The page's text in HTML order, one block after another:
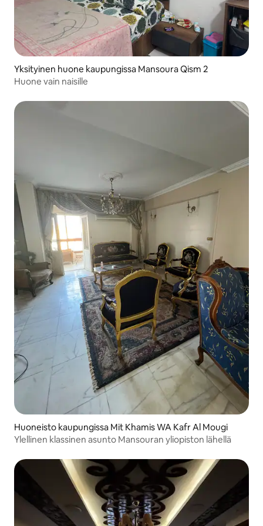
Yksityinen huone kaupungissa Mansoura Qism 2
Huone vain naisille
Huoneisto kaupungissa Mit Khamis WA Kafr Al Mougi
Ylellinen klassinen asunto Mansouran yliopiston lähellä